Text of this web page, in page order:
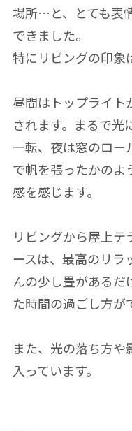
場所…と、とても表
できました。
特にリビングの印象
昼間はトップライト
されます。まるで光
一転、夜は窓のロー
で帆を張ったかのよ
感を感じます。
リビングから屋上
ースは、最高のリラ
んの少し畳があるだ
た時間の過ごし方が
また、光の落ち方や
入っています。